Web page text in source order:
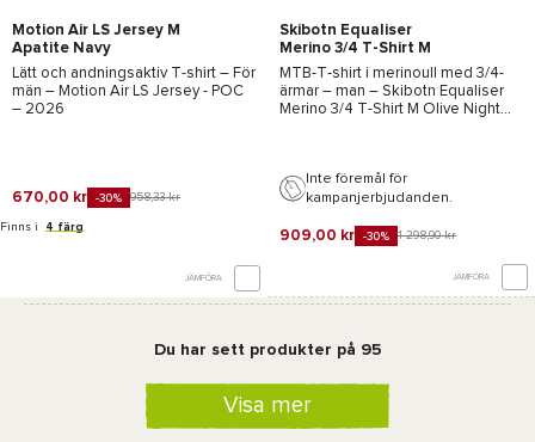
Motion Air LS Jersey M
Apatite Navy
Lätt och andningsaktiv T-shirt – För
män – Motion Air LS Jersey - POC
– 2026
670,00 kr -30% 958,33 kr
Finns i 4 färg
JÄMFÖRA
Skibotn Equaliser
Merino 3/4 T-Shirt M
Olive Night Caviar
Black
MTB-T-shirt i merinoull med 3/4-
ärmar – man – Skibotn Equaliser
Merino 3/4 T-Shirt M Olive Night
Inte föremål för
kampanjerbjudanden.
909,00 kr -30% 1 298,90 kr
JÄMFÖRA
Du har sett produkter på 95
Visa mer